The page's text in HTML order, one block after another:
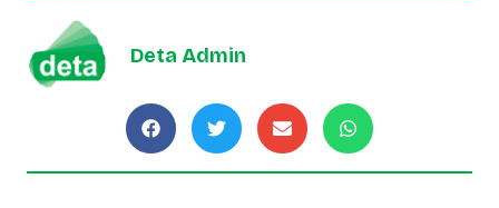
Deta Admin